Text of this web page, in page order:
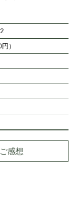
）
感想